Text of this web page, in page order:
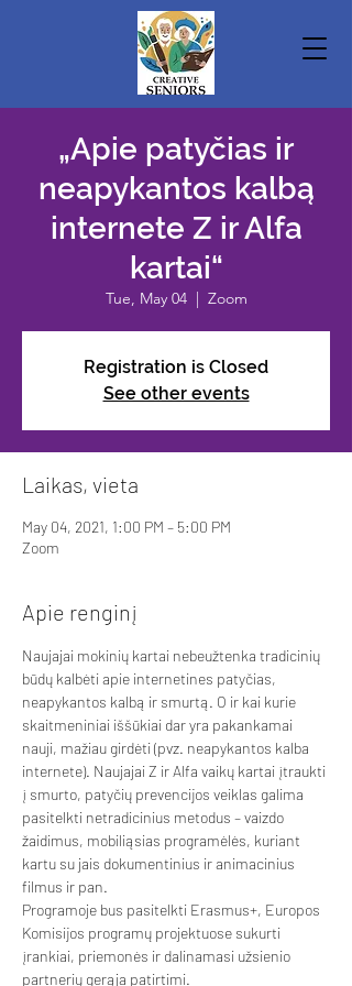
„Apie patyčias ir
neapykantos kalbą
internete Z ir Alfa
kartai“
Tue, May 04
  |
Zoom
Registration is Closed
See other events
Laikas, vieta
May 04, 2021, 1:00 PM – 5:00 PM
Zoom
Apie renginį
Naujajai mokinių kartai nebeužtenka tradicinių
būdų kalbėti apie internetines patyčias,
neapykantos kalbą ir smurtą. O ir kai kurie
skaitmeniniai iššūkiai dar yra pakankamai
nauji, mažiau girdėti (pvz. neapykantos kalba
internete). Naujajai Z ir Alfa vaikų kartai įtraukti
į smurto, patyčių prevencijos veiklas galima
pasitelkti netradicinius metodus – vaizdo
žaidimus, mobiliąsias programėlės, kuriant
kartu su jais dokumentinius ir animacinius
filmus ir pan.
Programoje bus pasitelkti Erasmus+, Europos
Komisijos programų projektuose sukurti
įrankiai, priemonės ir dalinamasi užsienio
partnerių gerąja patirtimi.